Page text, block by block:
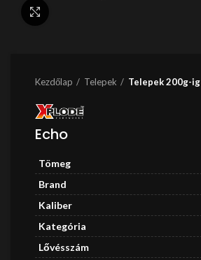
Kezdőlap Telepek Telepek 200g-ig
Echo
Tömeg
Brand
Kaliber
Kategória
Lővésszám